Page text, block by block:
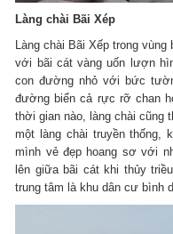
Làng chài Bãi Xép
Làng chài Bãi Xếp trong
với bãi cát vàng uốn lượn
con đường nhỏ với bức
đường biển cả rực rỡ chan
thời gian nào, làng chài cũng
một làng chài truyền thống,
mình vẻ đẹp hoang sơ với
lên giữa bãi cát khi thủy
trung tâm là khu dân cư bình